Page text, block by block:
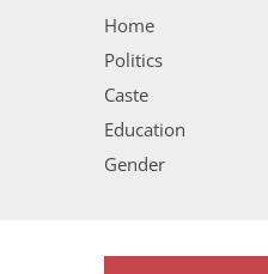
Home
Politics
Caste
Education
Gender